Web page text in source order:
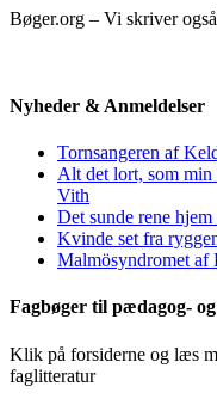
Bøger.org – Vi skriver
Nyheder & Anmeldelser
Tornsangeren af
Alt det lort, som
Vith
Det sunde rene
Kvinde set fra
Malmösyndromet af
Fagbøger til pædagog-
Klik på forsiderne og læs
faglitteratur